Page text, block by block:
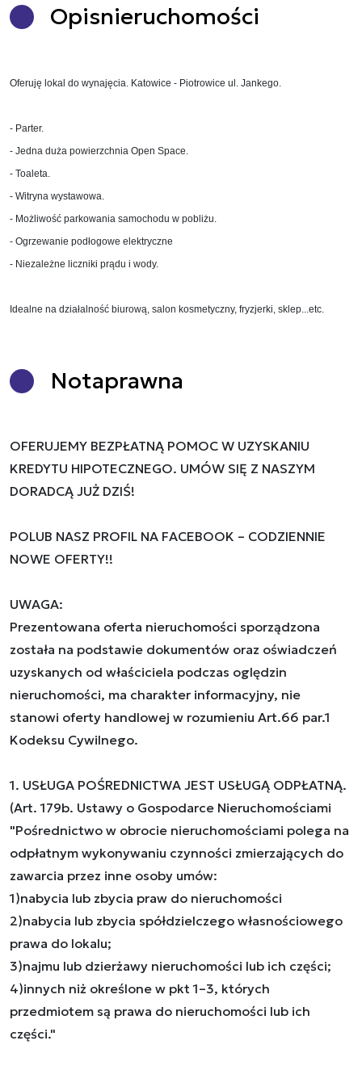
Opisnieruchomości
Oferuję lokal do wynajęcia. Katowice - Piotrowice ul. Jankego.
- Parter.
- Jedna duża powierzchnia Open Space.
- Toaleta.
- Witryna wystawowa.
- Możliwość parkowania samochodu w pobliżu.
- Ogrzewanie podłogowe elektryczne
- Niezależne liczniki prądu i wody.
Idealne na działalność biurową, salon kosmetyczny, fryzjerki, sklep...etc.
Notaprawna
OFERUJEMY BEZPŁATNĄ POMOC W UZYSKANIU
KREDYTU HIPOTECZNEGO. UMÓW SIĘ Z NASZYM
DORADCĄ JUŻ DZIŚ!
POLUB NASZ PROFIL NA FACEBOOK – CODZIENNIE
NOWE OFERTY!!
UWAGA:
Prezentowana oferta nieruchomości sporządzona
została na podstawie dokumentów oraz oświadczeń
uzyskanych od właściciela podczas oględzin
nieruchomości, ma charakter informacyjny, nie
stanowi oferty handlowej w rozumieniu Art.66 par.1
Kodeksu Cywilnego.
1. USŁUGA POŚREDNICTWA JEST USŁUGĄ ODPŁATNĄ.
(Art. 179b. Ustawy o Gospodarce Nieruchomościami
"Pośrednictwo w obrocie nieruchomościami polega na
odpłatnym wykonywaniu czynności zmierzających do
zawarcia przez inne osoby umów:
1)nabycia lub zbycia praw do nieruchomości
2)nabycia lub zbycia spółdzielczego własnościowego
prawa do lokalu;
3)najmu lub dzierżawy nieruchomości lub ich części;
4)innych niż określone w pkt 1–3, których
przedmiotem są prawa do nieruchomości lub ich
części."